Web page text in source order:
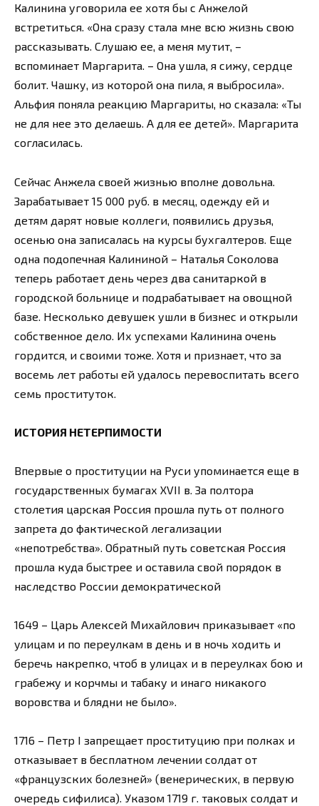
Калинина уговорила ее хотя бы с Анжелой
встретиться. «Она сразу стала мне всю жизнь свою
рассказывать. Слушаю ее, а меня мутит, –
вспоминает Маргарита. – Она ушла, я сижу, сердце
болит. Чашку, из которой она пила, я выбросила».
Альфия поняла реакцию Маргариты, но сказала: «Ты
не для нее это делаешь. А для ее детей». Маргарита
согласилась.
Сейчас Анжела своей жизнью вполне довольна.
Зарабатывает 15 000 руб. в месяц, одежду ей и
детям дарят новые коллеги, появились друзья,
осенью она записалась на курсы бухгалтеров. Еще
одна подопечная Калининой – Наталья Соколова
теперь работает день через два санитаркой в
городской больнице и подрабатывает на овощной
базе. Несколько девушек ушли в бизнес и открыли
собственное дело. Их успехами Калинина очень
гордится, и своими тоже. Хотя и признает, что за
восемь лет работы ей удалось перевоспитать всего
семь проституток.
ИСТОРИЯ НЕТЕРПИМОСТИ
Впервые о проституции на Руси упоминается еще в
государственных бумагах XVII в. За полтора
столетия царская Россия прошла путь от полного
запрета до фактической легализации
«непотребства». Обратный путь советская Россия
прошла куда быстрее и оставила свой порядок в
наследство России демократической
1649 – Царь Алексей Михайлович приказывает «по
улицам и по переулкам в день и в ночь ходить и
беречь накрепко, чтоб в улицах и в переулках бою и
грабежу и корчмы и табаку и инаго никакого
воровства и блядни не было».
1716 – Петр I запрещает проституцию при полках и
отказывает в бесплатном лечении солдат от
«французских болезней» (венерических, в первую
очередь сифилиса). Указом 1719 г. таковых солдат и